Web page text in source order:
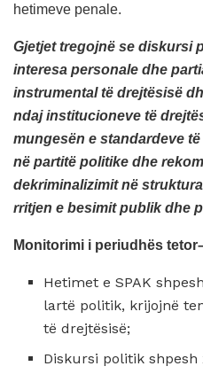
hetimeve penale.
Gjetjet tregojnë se diskursi
interesa personale dhe
instrumental të drejtësisë
ndaj institucioneve të
mungesën e standardeve
në partitë politike dhe
dekriminalizimit në
rritjen e besimit publik dhe
Monitorimi i periudhës
Hetimet e SPAK
lartë politik, krijojnë
të drejtësisë;
Diskursi politik